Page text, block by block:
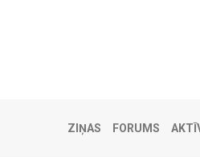
ZIŅAS FORUMS